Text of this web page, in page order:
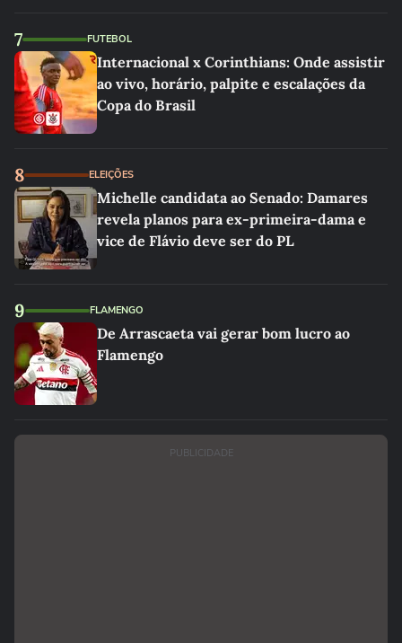
7 FUTEBOL
Internacional x Corinthians: Onde assistir
ao vivo, horário, palpite e escalações da
Copa do Brasil
8 ELEIÇÕES
Michelle candidata ao Senado: Damares
revela planos para ex-primeira-dama e
vice de Flávio deve ser do PL
9 FLAMENGO
De Arrascaeta vai gerar bom lucro ao
Flamengo
PUBLICIDADE